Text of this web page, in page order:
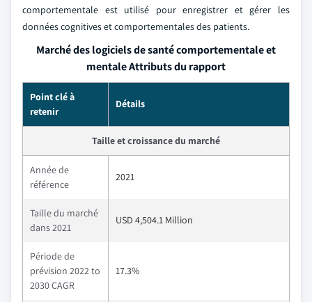
comportementale est utilisé pour enregistrer et gérer les
données cognitives et comportementales des patients.
Marché des logiciels de santé comportementale et
mentale Attributs du rapport
Point clé à
retenir
Détails
Taille et croissance du marché
Année de
référence
2021
Taille du marché
dans 2021
USD 4,504.1 Million
Période de
prévision 2022 to
2030 CAGR
17.3%